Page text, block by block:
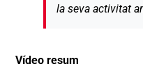
la seva activitat
Vídeo resum